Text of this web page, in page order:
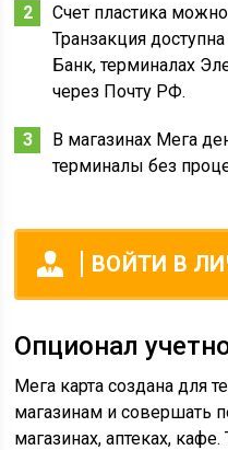
Счет пластика
Транзакция
Банк, терминалах
через Почту РФ.
В магазинах Мега
терминалы без
ВОЙТИ В
Опционал
Мега карта создана для
магазинам и совершать
магазинах, аптеках,